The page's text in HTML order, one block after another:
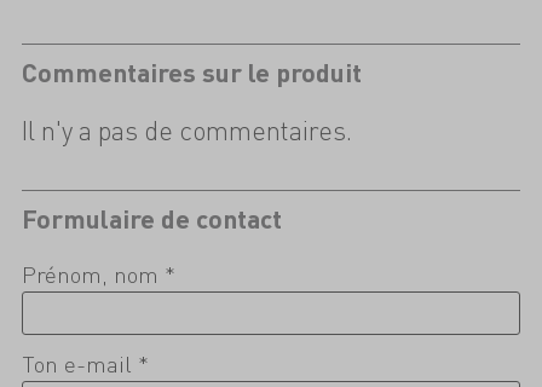
Commentaires sur le produit
Il n'y a pas de commentaires.
Formulaire de contact
Prénom, nom *
Ton e-mail *